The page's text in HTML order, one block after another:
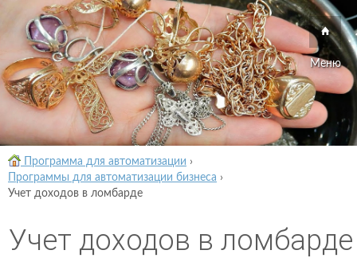
Меню
Программа для автоматизации ›
Программы для автоматизации бизнеса ›
Учет доходов в ломбарде
Учет доходов в ломбарде